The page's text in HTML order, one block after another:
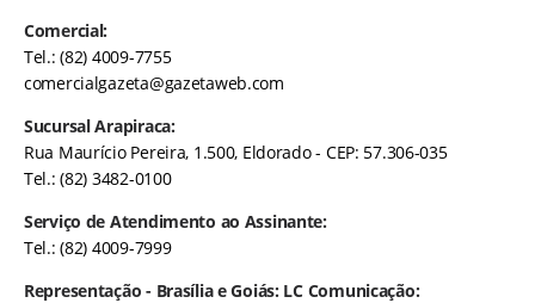
Comercial:
Tel.: (82) 4009-7755
comercialgazeta@gazetaweb.com
Sucursal Arapiraca:
Rua Maurício Pereira, 1.500, Eldorado - CEP: 57.306-035
Tel.: (82) 3482-0100
Serviço de Atendimento ao Assinante:
Tel.: (82) 4009-7999
Representação - Brasília e Goiás: LC Comunicação: